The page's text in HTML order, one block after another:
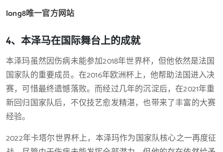
long8唯一官方网站
4、本泽马在国际舞台上的成就
本泽玛虽然因伤病未能参加2018年世界杯，但他依然是法国
国家队的重要成员。在2016年欧洲杯上，他帮助法国进入决
赛，可惜最终遗憾落败。而经过几年的沉淀后，在2021年重
新回归国家队后，不仅技艺愈发精湛，也带来了丰富的大赛
经验。
2022年卡塔尔世界杯上，本泽玛作为国家队核心之一再度征